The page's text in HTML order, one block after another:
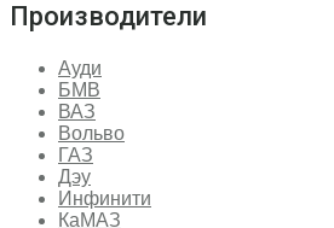
Производители
Ауди
БМВ
ВАЗ
Вольво
ГАЗ
Дэу
Инфинити
КаМАЗ